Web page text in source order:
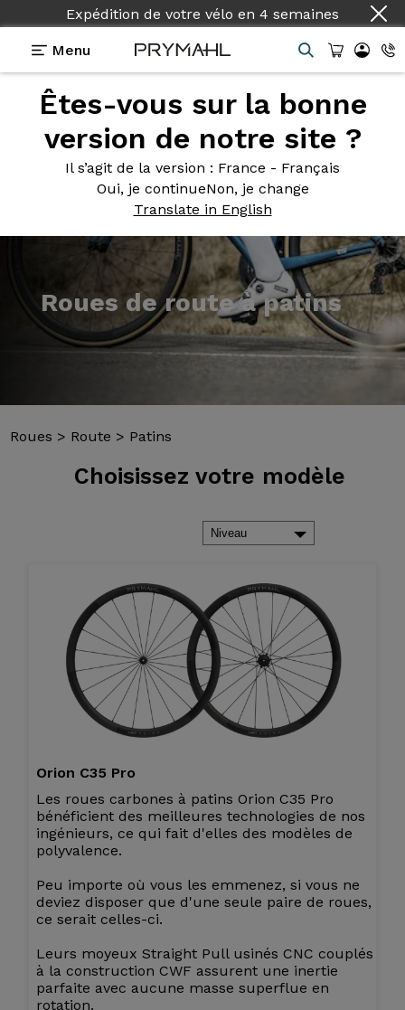
Expédition de votre vélo en 4 semaines
Menu
Êtes-vous sur la bonne
version de notre site ?
Il s’agit de la version : France - Français
Oui, je continueNon, je change
Translate in English
Présentation
Roues > Route > Patins
Choisissez votre modèle
Orion C35 Pro
Les roues carbones à patins Orion C35 Pro
bénéficient des meilleures technologies de nos
ingénieurs, ce qui fait d'elles des modèles de
polyvalence.
Peu importe où vous les emmenez, si vous ne
deviez disposer que d'une seule paire de roues,
ce serait celles-ci.
Leurs moyeux Straight Pull usinés CNC couplés
à la construction CWF assurent une inertie
parfaite avec aucune masse superflue en
rotation.